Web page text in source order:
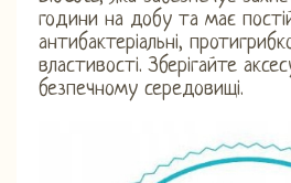
години на добу та має
антибактеріальні,
властивості. Зберігайте
безпечному середовищі.